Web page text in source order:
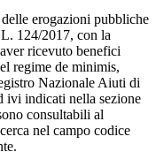
erogazioni pubbliche
124/2017, con la
ricevuto benefici
regime de minimis,
Nazionale Aiuti di
ivi indicati nella sezione
consultabili al
nel campo codice